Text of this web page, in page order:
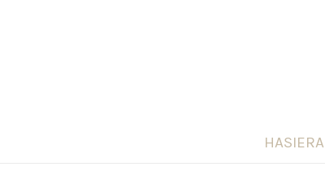
HASIERA